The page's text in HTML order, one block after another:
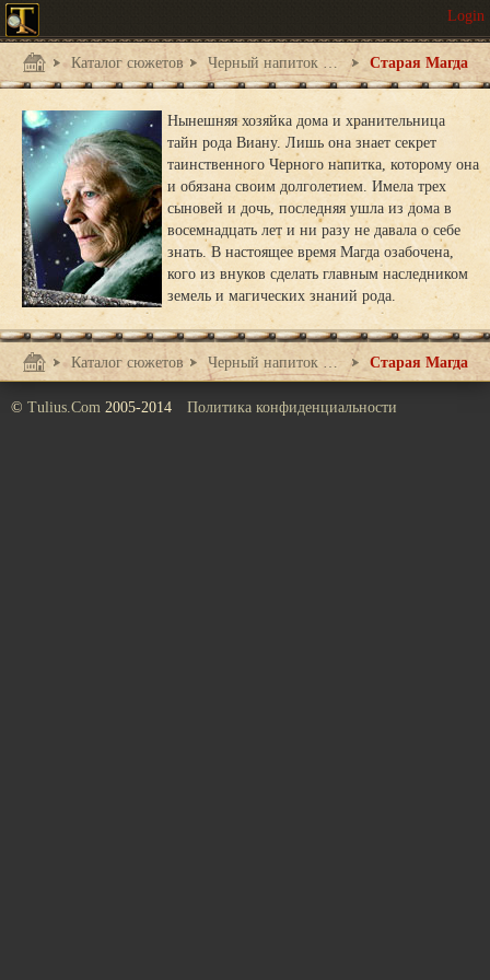
Каталог сюжетов Черный напиток Карпат Старая Магда
Нынешняя хозяйка дома и хранительница
тайн рода Виану. Лишь она знает секрет
таинственного Черного напитка, которому она
и обязана своим долголетием. Имела трех
сыновей и дочь, последняя ушла из дома в
восемнадцать лет и ни разу не давала о себе
знать. В настоящее время Магда озабочена,
кого из внуков сделать главным наследником
земель и магических знаний рода.
Каталог сюжетов Черный напиток Карпат Старая Магда
© Tulius.Com 2005-2014 Политика конфиденциальности